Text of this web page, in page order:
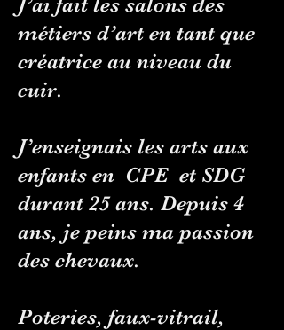
métiers d’art en tant que
créatrice au niveau du
cuir.
J’enseignais les arts aux
enfants en CPE et SDG
durant 25 ans. Depuis 4
ans, je peins ma passion
des chevaux.
Poteries, faux-vitrail,